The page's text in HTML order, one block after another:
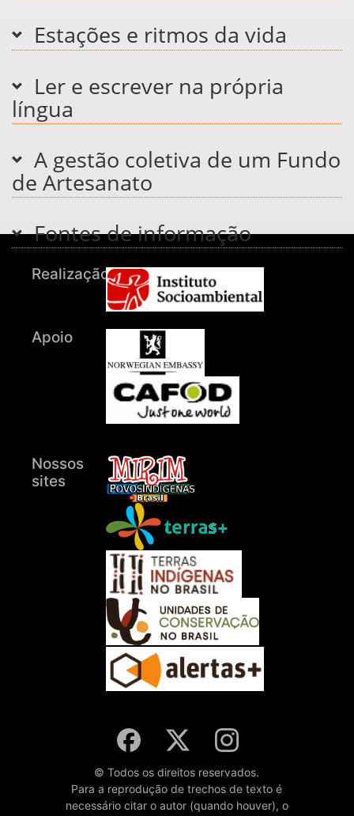
Estações e ritmos da vida
Ler e escrever na própria
língua
A gestão coletiva de um Fundo
de Artesanato
Fontes de informação